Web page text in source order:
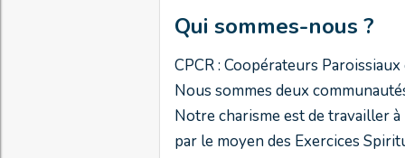
Qui sommes-nous ?
CPCR : Coopérateurs
Nous sommes deux
Notre charisme est de travailler
par le moyen des Exercices